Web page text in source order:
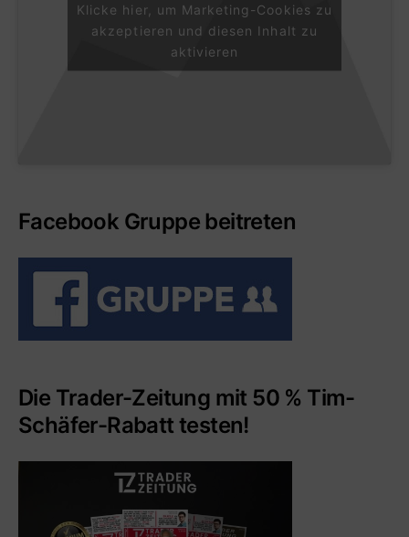
Klicke hier, um Marketing-Cookies zu
akzeptieren und diesen Inhalt zu
aktivieren
Facebook Gruppe beitreten
Die Trader-Zeitung mit 50 % Tim-
Schäfer-Rabatt testen!